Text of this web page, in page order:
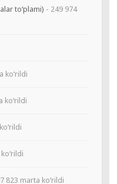
to‘plami) - 249 974
ko‘rildi
ko‘rildi
823 marta ko‘rildi